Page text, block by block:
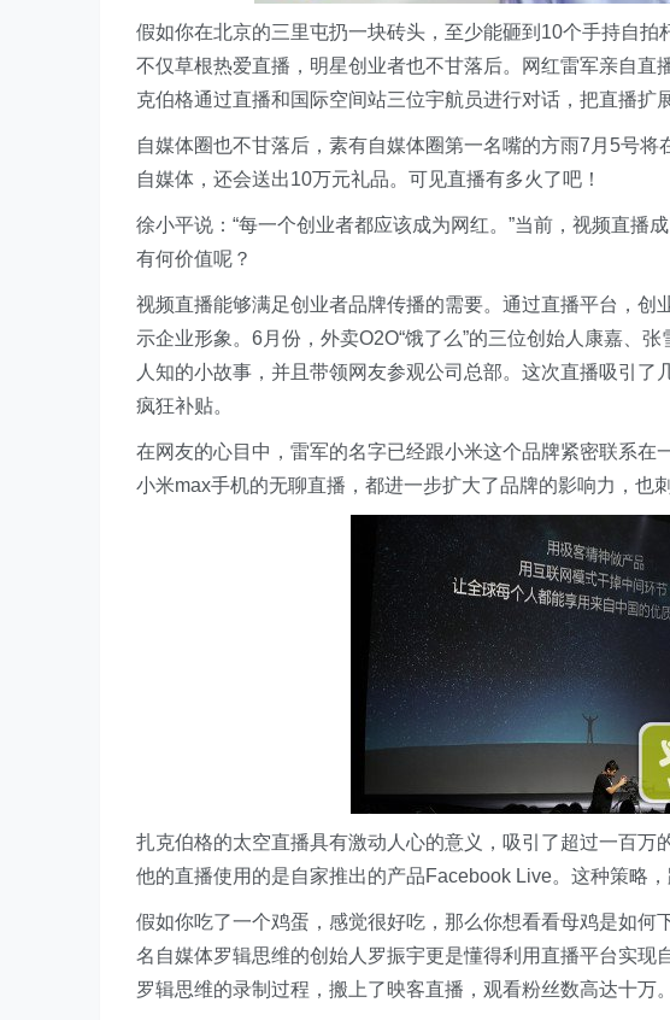
假如你在北京的三里屯扔一块砖头，至少能砸到10个手持自拍
不仅草根热爱直播，明星创业者也不甘落后。网红雷军亲自直
克伯格通过直播和国际空间站三位宇航员进行对话，把直播扩
自媒体圈也不甘落后，素有自媒体圈第一名嘴的方雨7月5号
自媒体，还会送出10万元礼品。可见直播有多火了吧！
徐小平说：“每一个创业者都应该成为网红。”当前，视频直播
有何价值呢？
视频直播能够满足创业者品牌传播的需要。通过直播平台，创
示企业形象。6月份，外卖O2O“饿了么”的三位创始人康嘉、
人知的小故事，并且带领网友参观公司总部。这次直播吸引
疯狂补贴。
在网友的心目中，雷军的名字已经跟小米这个品牌紧密联系在
小米max手机的无聊直播，都进一步扩大了品牌的影响力，也
扎克伯格的太空直播具有激动人心的意义，吸引了超过一百万
他的直播使用的是自家推出的产品Facebook Live。这种策略
假如你吃了一个鸡蛋，感觉很好吃，那么你想看看母鸡是如
名自媒体罗辑思维的创始人罗振宇更是懂得利用直播平台实现
罗辑思维的录制过程，搬上了映客直播，观看粉丝数高达十万。